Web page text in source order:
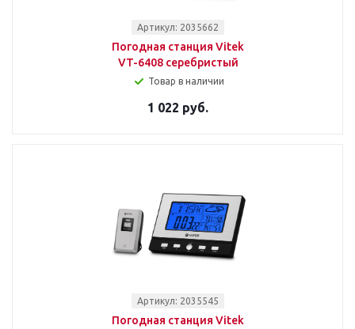
Артикул: 2035662
Погодная станция Vitek
VT-6408 серебристый
Товар в наличии
1 022 руб.
Артикул: 2035545
Погодная станция Vitek